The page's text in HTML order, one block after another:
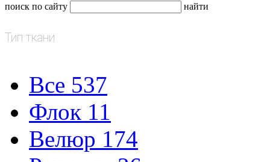
поиск по сайту найти
Тип ткани
Все 537
Флок 11
Велюр 174